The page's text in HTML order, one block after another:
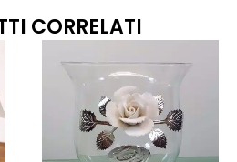
CORRELATI